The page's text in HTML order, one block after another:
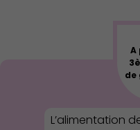
A
de
L’alimentation